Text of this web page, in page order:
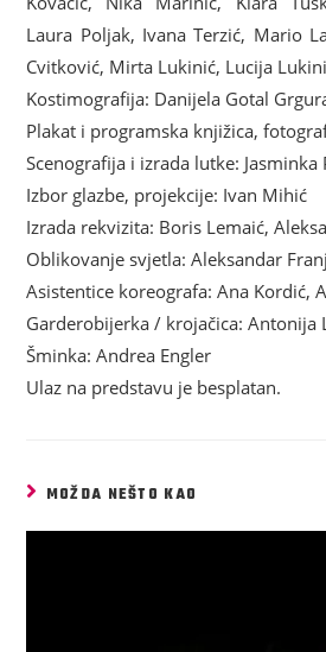
Laura Poljak, Ivana Terzić, Mario
Cvitković, Mirta Lukinić, Lucija
Kostimografija: Danijela Gotal
Plakat i programska knjižica,
Scenografija i izrada lutke: Jasminka
Izbor glazbe, projekcije: Ivan Mihić
Izrada rekvizita: Boris Lemaić,
Oblikovanje svjetla: Aleksandar
Asistentice koreografa: Ana Kordić,
Garderobijerka / krojačica: Antonija
Šminka: Andrea Engler
Ulaz na predstavu je besplatan.
MOŽDA NEŠTO KAO